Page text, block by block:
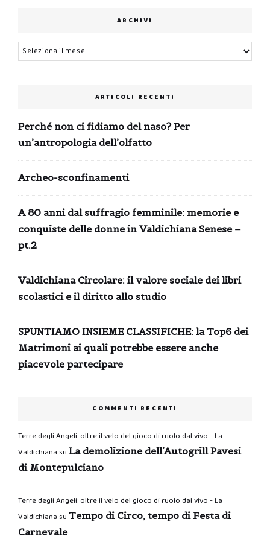
ARCHIVI
Archivi
ARTICOLI RECENTI
Perché non ci fidiamo del naso? Per
un’antropologia dell’olfatto
Archeo-sconfinamenti
A 80 anni dal suffragio femminile: memorie e
conquiste delle donne in Valdichiana Senese –
pt.2
Valdichiana Circolare: il valore sociale dei libri
scolastici e il diritto allo studio
SPUNTIAMO INSIEME CLASSIFICHE: la Top6 dei
Matrimoni ai quali potrebbe essere anche
piacevole partecipare
COMMENTI RECENTI
Terre degli Angeli: oltre il velo del gioco di ruolo dal vivo - La
Valdichiana su La demolizione dell’Autogrill Pavesi
di Montepulciano
Terre degli Angeli: oltre il velo del gioco di ruolo dal vivo - La
Valdichiana su Tempo di Circo, tempo di Festa di
Carnevale